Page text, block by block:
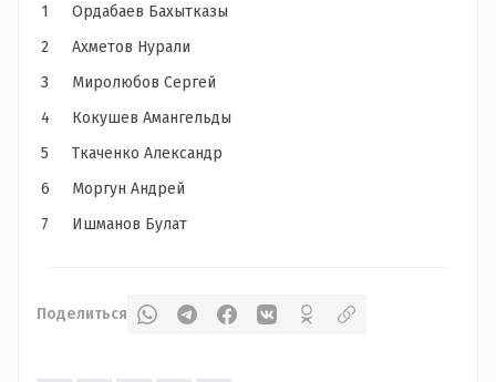
1
2
3
4
5
6
7
Ордабаев Бахытказы
Ахметов Нурали
Миролюбов Сергей
Кокушев Амангельды
Ткаченко Александр
Моргун Андрей
Ишманов Булат
Поделиться